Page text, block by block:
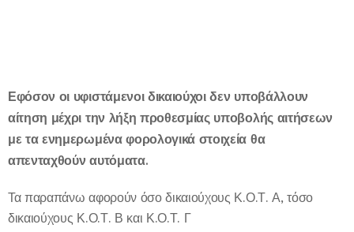
Εφόσον οι υφιστάμενοιδικαιούχοι δεν υποβάλλουν
αίτηση μέχρι την λήξη προθεσμίας υποβολής αιτήσεων
με τα ενημερωμένα φορολογικά στοιχεία θα
απενταχθούν αυτόματα.
Τα παραπάνω αφορούν όσο δικαιούχους Κ.Ο.Τ. Α, τόσο
δικαιούχους Κ.Ο.Τ. Β και Κ.Ο.Τ. Γ